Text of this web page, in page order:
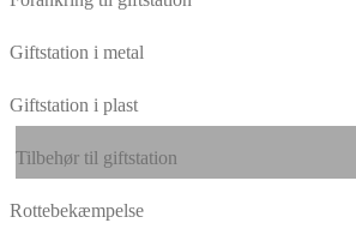
Giftstation i metal
Giftstation i plast
Tilbehør til giftstation
Rottebekæmpelse